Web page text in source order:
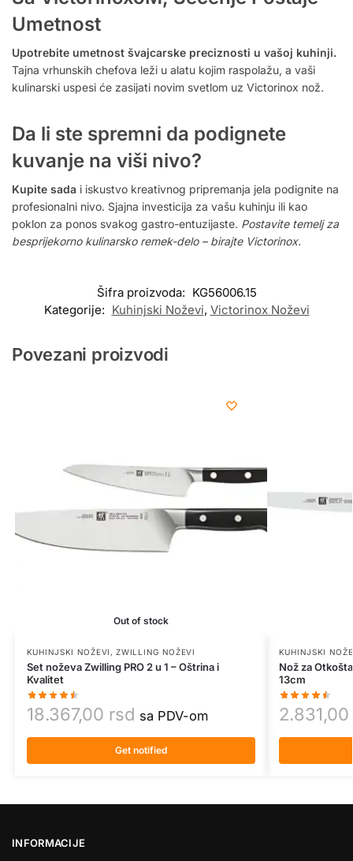
Umetnost
Upotrebite umetnost švajcarske preciznosti u vašoj kuhinji.
Tajna vrhunskih chefova leži u alatu kojim raspolažu, a vaši
kulinarski uspesi će zasijati novim svetlom uz Victorinox nož.
Da li ste spremni da podignete
kuvanje na viši nivo?
Kupite sada i iskustvo kreativnog pripremanja jela podignite na
profesionalni nivo. Sjajna investicija za vašu kuhinju ili kao
poklon za ponos svakog gastro-entuzijaste. Postavite temelj za
besprijekorno kulinarsko remek-delo – birajte Victorinox.
Šifra proizvoda: KG56006.15
Kategorije: Kuhinjski Noževi, Victorinox Noževi
Povezani proizvodi
Out of stock
KUHINJSKI NOŽEVI ,ZWILLING NOŽEVI
Set noževa Zwilling PRO 2 u 1 – Oštrina i
Kvalitet
18.367,00 rsd sa PDV-om
Get notified
KUHINJSKI
Nož za
13cm
2.831,00
INFORMACIJE